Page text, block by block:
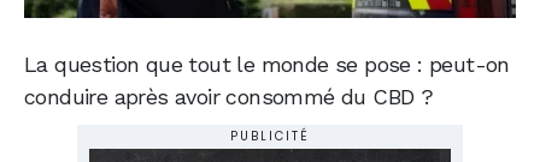
La question que tout le monde se pose : peut-on
conduire après avoir consommé du CBD ?
PUBLICITÉ